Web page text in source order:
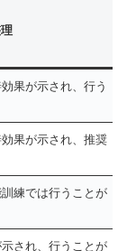
果が示され、行う
果が示され、推奨
練では行うことが
され、行うことが